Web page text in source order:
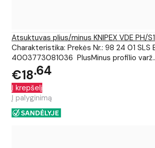
Atsuktuvas plius/minus KNIPEX VDE PH/
Charakteristika: Prekės Nr.: 98 24 01 SLS
4003773081036 PlusMinus profilio varž..
€18 64
Į krepšelį
Į palyginimą